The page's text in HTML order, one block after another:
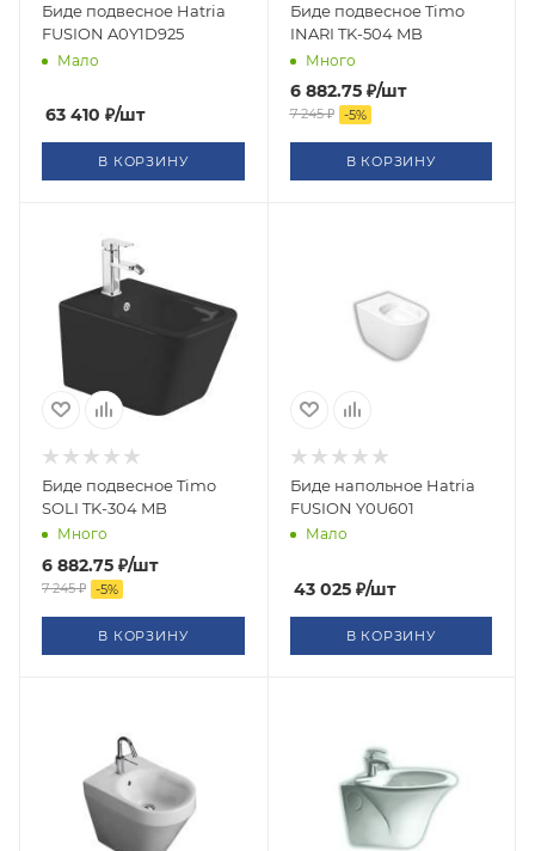
Биде подвесное Hatria
FUSION A0Y1D925
Мало
63 410 ₽/шт
В КОРЗИНУ
Биде подвесное Timo
INARI TK-504 MB
Много
6 882.75₽/шт
7 245₽ -5%
В КОРЗИНУ
Биде подвесное Timo
SOLI TK-304 MB
Много
6 882.75 ₽/шт
7 245₽ -5%
В КОРЗИНУ
Биде напольное Hatria
FUSION Y0U601
Мало
43 025₽/шт
В КОРЗИНУ